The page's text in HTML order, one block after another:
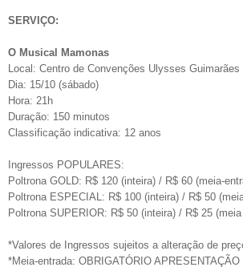
SERVIÇO:
O Musical Mamonas
Local: Centro de Convenções Ulysses Guimarães
Dia: 15/10 (sábado)
Hora: 21h
Duração: 150 minutos
Classificação indicativa: 12 anos
Ingressos POPULARES:
Poltrona GOLD: R$ 120 (inteira) / R$ 60 (meia-
Poltrona ESPECIAL: R$ 100 (inteira) / R$ 50
Poltrona SUPERIOR: R$ 50 (inteira) / R$ 25
*Valores de Ingressos sujeitos a alteração de
*Meia-entrada: OBRIGATÓRIO